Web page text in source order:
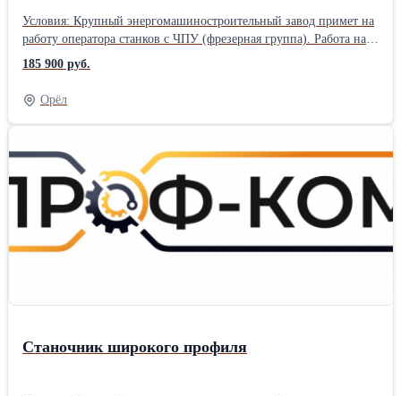
систему допусков и посадок, степеней точности, квалитеты и
параметры шероховатости. Требования: Опыт проведения
аналогичных работ от 3 лет, разряд 4-6.
Условия: Крупный энергомашиностроительный завод примет на
работу оператора станков с ЧПУ (фрезерная группа). Работа на
производственном предприятии в г. Санкт-Петербург. Вахтовый
метод работы 60/30. Прямой работодатель. Трудоустройство
официальное, согласно ТК РФ. График работы на выбор, 5/2 по 8
часов или 6/1 по 11 часов. Заработная плата 650 руб./час, от
114400 – 185900 руб./мес. (зависит от графика работы).
(квартира на несколько человек). Проезд компенсируем в обе
стороны после отработанной командировки. Питание за свой
MECOF, программная стойка SIEMENS). Изготовление деталей
по чертежам. Требования: Опыт проведения аналогичных работ
от 3 лет, разряд 4-6. Чтение чертежей .
185 900 руб.
Орёл
Станочник широкого профиля